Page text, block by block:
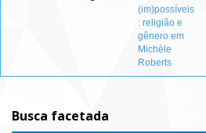
(im)possíveis
: religião e
gênero em
Michèle
Roberts
Busca facetada